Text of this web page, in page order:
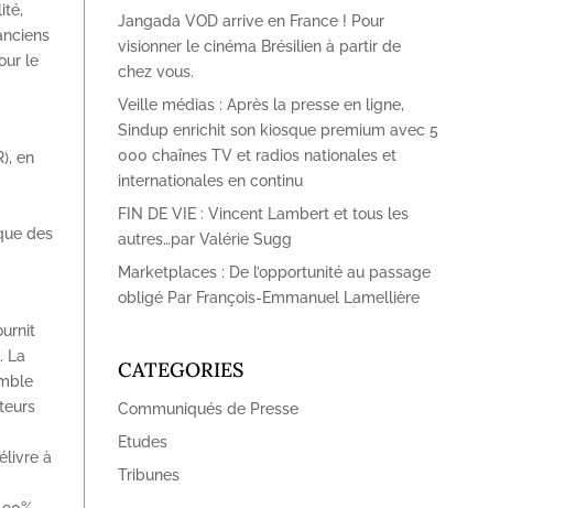
le
en
des
La
à
Jangada VOD arrive en France ! Pour
visionner le cinéma Brésilien à partir de
chez vous.
Veille médias : Après la presse en ligne,
Sindup enrichit son kiosque premium avec 5
000 chaînes TV et radios nationales et
internationales en continu
FIN DE VIE : Vincent Lambert et tous les
autres…par Valérie Sugg
Marketplaces : De l’opportunité au passage
obligé Par François-Emmanuel Lamellière
CATEGORIES
Communiqués de Presse
Etudes
Tribunes